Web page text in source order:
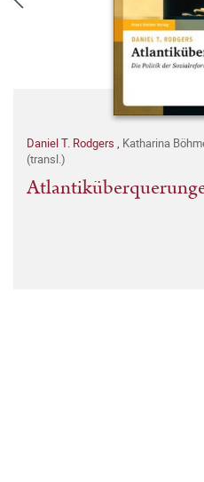
Daniel T. Rodgers Katharina
(transl.)